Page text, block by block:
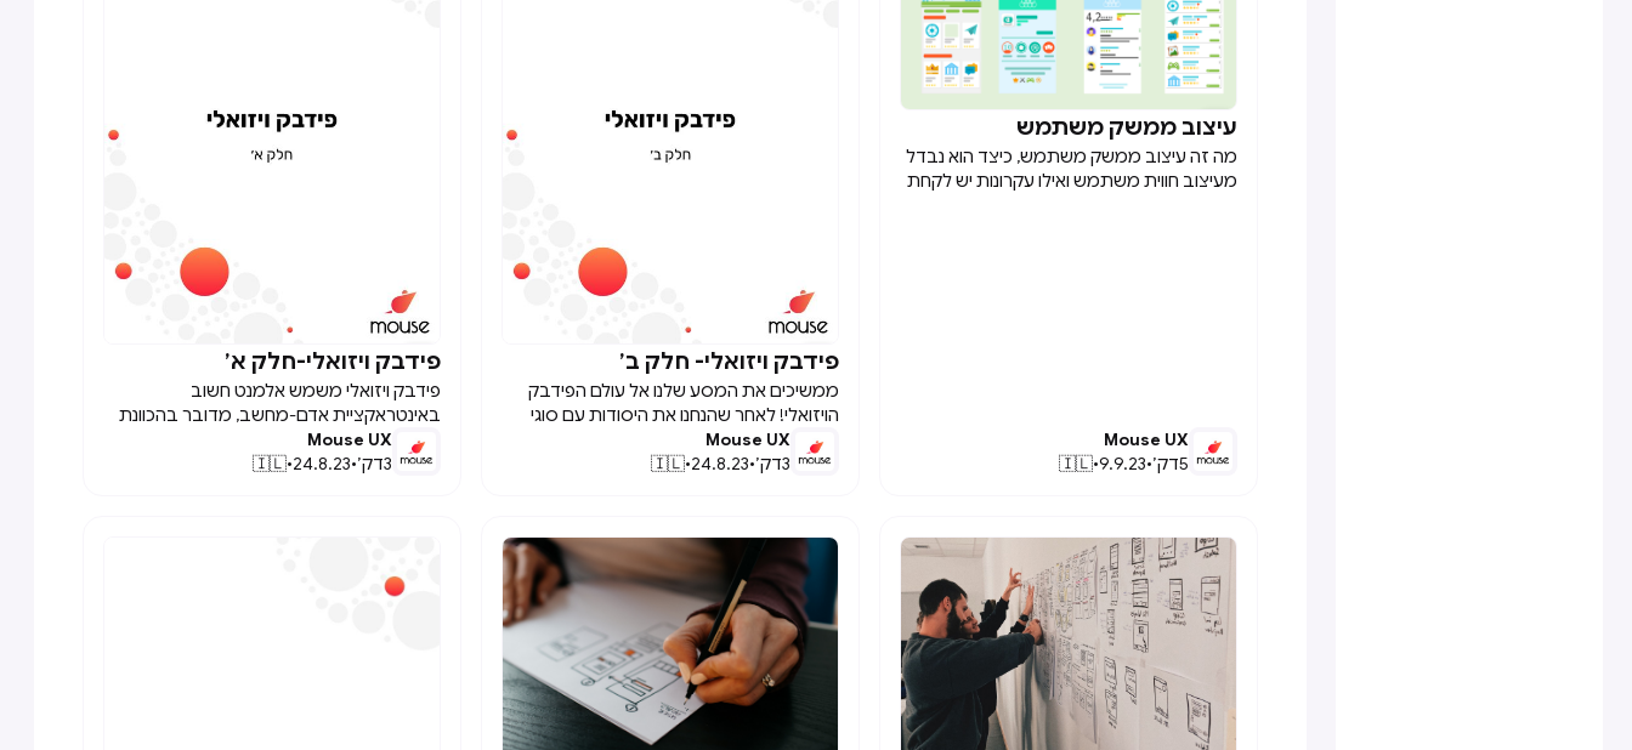

עיצוב ממשק משתמש
מה זה עיצוב ממשק משתמש, כיצד הוא נבדל
מעיצוב חווית משתמש ואילו עקרונות יש לקחת
Mouse UX
5דק׳•
9.9.23
•
🇮🇱

פידבק ויזואלי- חלק ב׳
ממשיכים את המסע שלנו אל עולם הפידבק
הויזואלי! לאחר שהנחנו את היסודות עם סוגי
פידבק בסיסיים, היום נבחן סוגי פידבק נוספים
המגבירים את איכות האינטראקציות של
Mouse UX
3דק׳•
24.8.23
•
🇮🇱

פידבק ויזואלי-חלק א׳
פידבק ויזואלי משמש אלמנט חשוב
באינטראקציית אדם-מחשב, מדובר בהכוונת
משתמשים בצורה חלקה דרך ממשק. היום
נתעמק בשני סוגי משוב בסיסיים שכל מעצב
Mouse UX
3דק׳•
24.8.23
•
🇮🇱